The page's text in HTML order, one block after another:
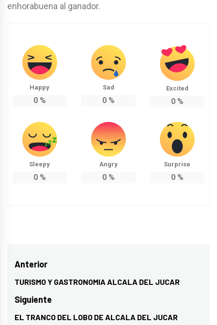
enhorabuena al ganador.
Happy
0%
Sad
0%
Excited
0%
Sleepy
0%
Angry
0%
Surprise
0%
Navegación
de
entradas
Anterior
Entrada
anterior:
TURISMO Y GASTRONOMIA ALCALA DEL JUCAR
Siguiente
Entrada
EL TRANCO DEL LOBO DE ALCALA DEL JUCAR